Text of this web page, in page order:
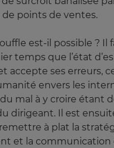
points de ventes.
est-il possible ? Il
temps que l’état
accepte ses erreurs,
envers les
mal à y croire étant
dirigeant. Il est
à plat la
et la communication